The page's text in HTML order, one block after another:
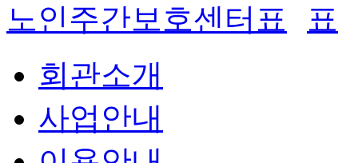
노인주간보호센터
회관소개
사업안내